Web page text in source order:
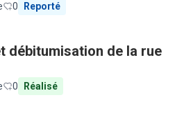
0 Reporté
débitumisation de la rue
0 Réalisé